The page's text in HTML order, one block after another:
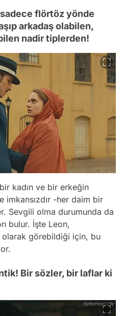
sadece flörtöz yönde
arkadaş olabilen,
nadir tiplerden!
kadın ve bir erkeğin
imkansızdır -her daim bir
Sevgili olma durumunda da
bulur. İşte Leon,
olarak görebildiği için, bu
Bir sözler, bir laflar ki